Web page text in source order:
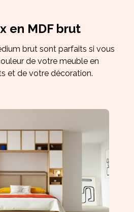
en MDF brut
brut sont parfaits si vous
de votre meuble en
et de votre décoration.